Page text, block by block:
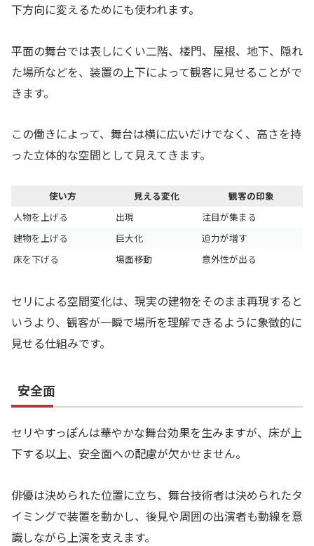
下方向に変えるためにも使われます。
平面の舞台では表しにくい二階、楼門、屋根、地下、隠れ
た場所などを、装置の上下によって観客に見せることがで
きます。
この働きによって、舞台は横に広いだけでなく、高さを持
った立体的な空間として見えてきます。
使い方 見える変化
観客の印象
人物を上げる
出現
注目が集まる
建物を上げる
巨大化
迫力が増す
床を下げる
場面移動 意外性が出る
セリによる空間変化は、現実の建物をそのまま再現すると
いうより、観客が一瞬で場所を理解できるように象徴的に
見せる仕組みです。
安全面
セリやすっぽんは華やかな舞台効果を生みますが、床が上
下する以上、安全面への配慮が欠かせません。
俳優は決められた位置に立ち、舞台技術者は決められたタ
イミングで装置を動かし、後見や周囲の出演者も動線を意
識しながら上演を支えます。